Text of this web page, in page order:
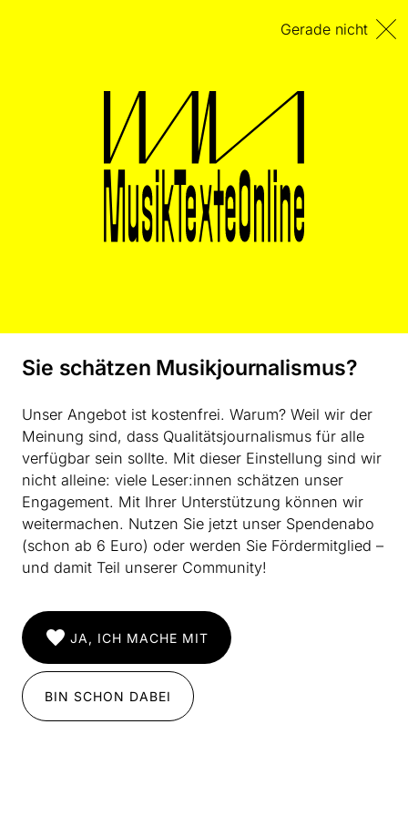
Ausgabe #8
Mai 2025
HERVORGEHOLT PORTRÄT
BERICHT
Alle Artikel zeigen
FUNDSTÜCK
„… dass wir alles machen
könnten“
von Frieder Reininghaus
MusikTexteOnline publiziert ein Interview mit Erhard
(Reinhard Oehlschlägel) 1981 bei Frieder Reininghaus
beauftragte, sowie - gemäß einem Vorschlag des
Komponisten selbst - ein Gespräch über sein „Lied für
Bassklarinette und Streichquartett“.
Weiterlesen
Gerade nicht
Sie schätzen Musikjournalismus?
Unser Angebot ist kostenfrei. Warum? Weil wir der
Meinung sind, dass Qualitätsjournalismus für alle
verfügbar sein sollte. Mit dieser Einstellung sind wir
nicht alleine: viele Leser:innen schätzen unser
Engagement. Mit Ihrer Unterstützung können wir
weitermachen. Nutzen Sie jetzt unser Spendenabo
(schon ab 6 Euro) oder werden Sie Fördermitglied –
und damit Teil unserer Community!
JA, ICH MACHE MIT
BIN SCHON DABEI